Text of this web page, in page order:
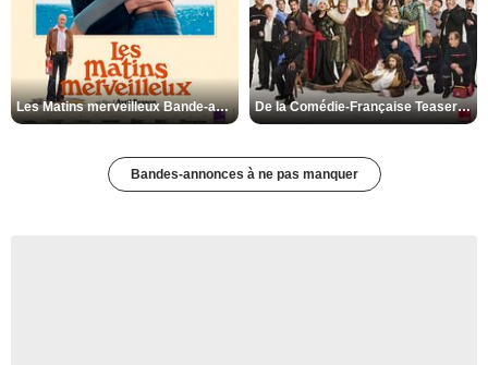
Les Matins merveilleux Bande-annonce VF De la Comédie-Française Teaser VF
Bandes-annonces à ne pas manquer